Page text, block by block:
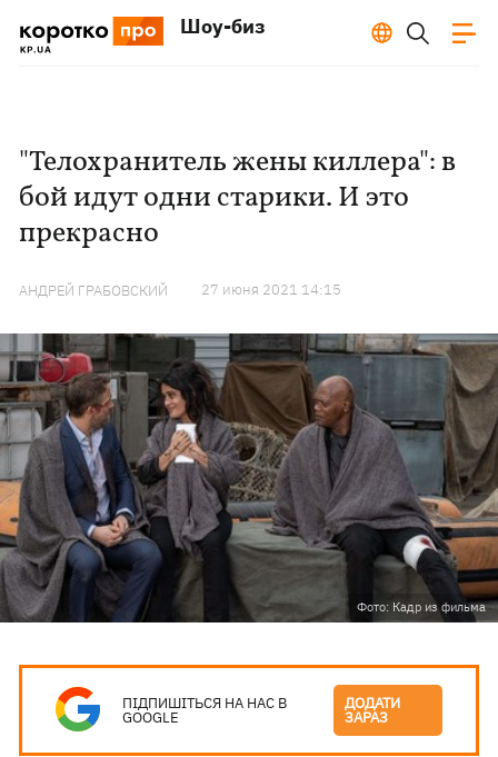
Шоу-биз
"Телохранитель жены киллера": в
бой идут одни старики. И это
прекрасно
АНДРЕЙ ГРАБОВСКИЙ 27 июня 2021 14:15
Фото: Кадр из фильма
ПІДПИШІТЬСЯ НА НАС В
GOOGLE
ДОДАТИ
ЗАРАЗ